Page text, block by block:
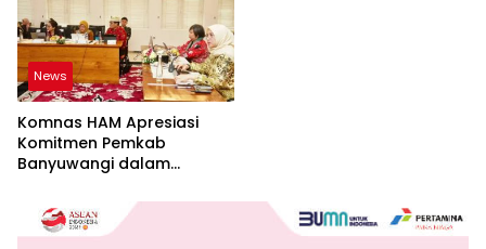
News
Komnas HAM Apresiasi
Komitmen Pemkab
Banyuwangi dalam
Hak Asasi Manusia